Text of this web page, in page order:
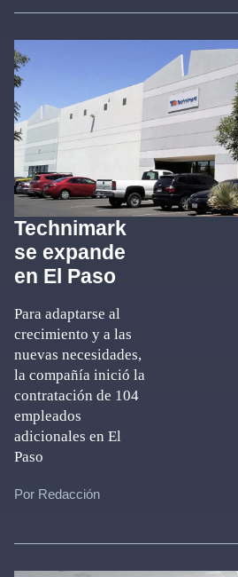
Technimark
se expande
en El Paso
Para adaptarse al
crecimiento y a las
nuevas necesidades,
la compañía inició la
contratación de 104
empleados
adicionales en El
Paso
Por Redacción